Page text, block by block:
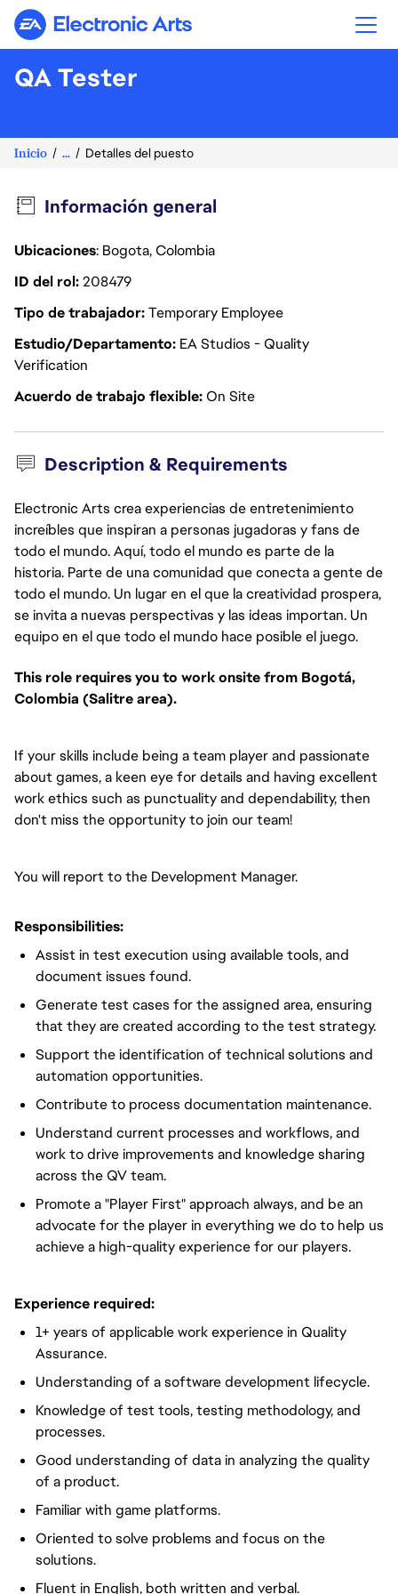
Electronic Arts
QA Tester
Inicio ... Detalles del puesto
Información general
Ubicaciones: Bogota, Colombia
ID del rol208479
Tipo de trabajadorTemporary Employee
Estudio/Departamento EA Studios - Quality
Verification
Acuerdo de trabajo flexibleOn Site
Description & Requirements
Electronic Arts crea experiencias de entretenimiento
increíbles que inspiran a personas jugadoras y fans de
todo el mundo. Aquí, todo el mundo es parte de la
historia. Parte de una comunidad que conecta a gente de
todo el mundo. Un lugar en el que la creatividad prospera,
se invita a nuevas perspectivas y las ideas importan. Un
equipo en el que todo el mundo hace posible el juego.
This role requires you to work onsite from Bogotá,
Colombia (Salitre area).
If your skills include being a team player and passionate
about games, a keen eye for details and having excellent
work ethics such as punctuality and dependability, then
don't miss the opportunity to join our team!
You will report to the Development Manager.
Responsibilities:
Assist in test execution using available tools, and
document issues found.
Generate test cases for the assigned area, ensuring
that they are created according to the test strategy.
Support the identification of technical solutions and
automation opportunities.
Contribute to process documentation maintenance.
Understand current processes and workflows, and
work to drive improvements and knowledge sharing
across the QV team.
Promote a "Player First" approach always, and be an
advocate for the player in everything we do to help us
achieve a high-quality experience for our players.
Experience required:
1+ years of applicable work experience in Quality
Assurance.
Understanding of a software development lifecycle.
Knowledge of test tools, testing methodology, and
processes.
Good understanding of data in analyzing the quality
of a product.
Familiar with game platforms.
Oriented to solve problems and focus on the
solutions.
Fluent in English, both written and verbal.